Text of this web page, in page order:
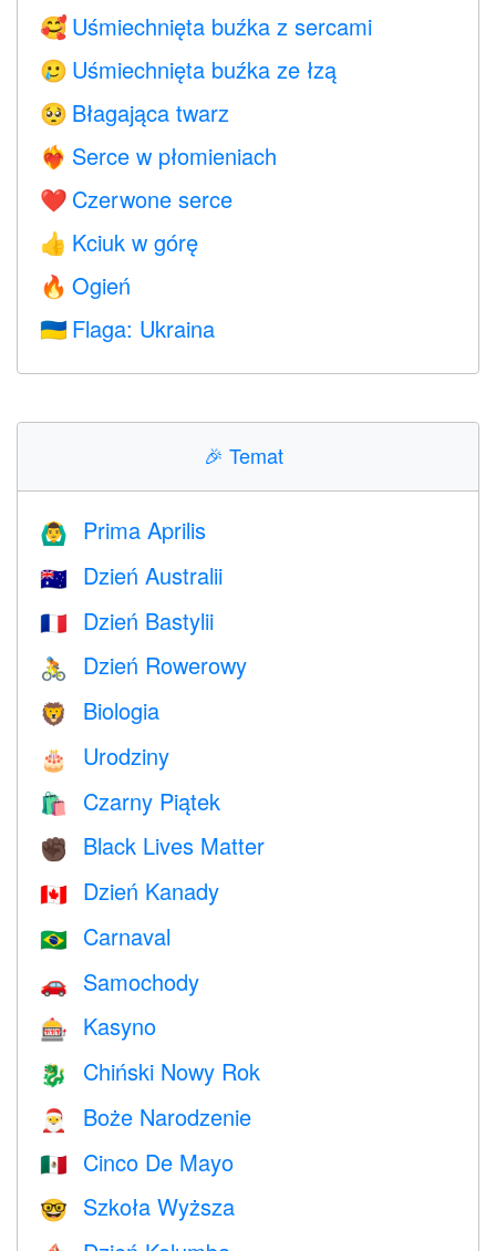
🥰 Uśmiechnięta buźka z sercami
🥲 Uśmiechnięta buźka ze łzą
🥺 Błagająca twarz
❤️‍🔥 Serce w płomieniach
❤️ Czerwone serce
👍 Kciuk w górę
🔥 Ogień
🇺🇦 Flaga: Ukraina
🎉 Temat
🙆‍♂️ Prima Aprilis
🇦🇺 Dzień Australii
🇫🇷 Dzień Bastylii
🚴 Dzień Rowerowy
🦁 Biologia
🎂 Urodziny
🛍 Czarny Piątek
✊🏿 Black Lives Matter
🇨🇦 Dzień Kanady
🇧🇷 Carnaval
🚗 Samochody
🎰 Kasyno
🐉 Chiński Nowy Rok
🎅 Boże Narodzenie
🇲🇽 Cinco De Mayo
🤓 Szkoła Wyższa